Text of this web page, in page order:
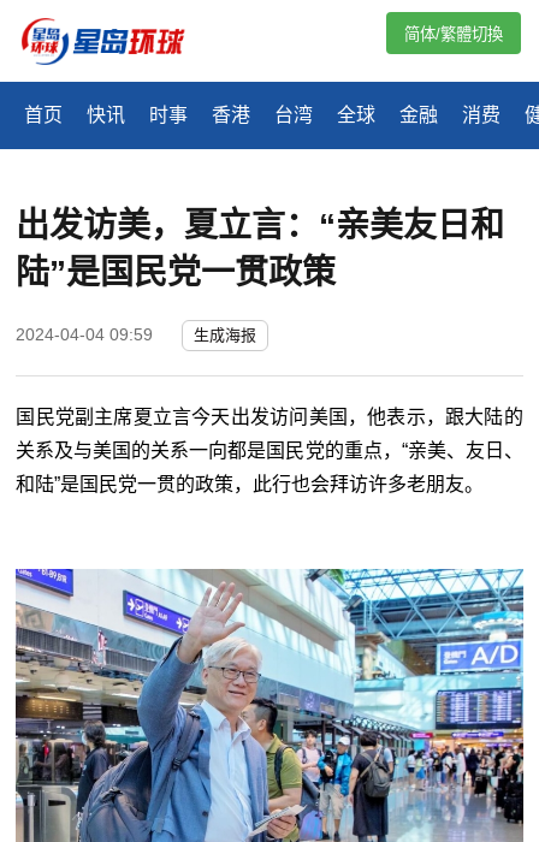
首页 快讯 时事 香港 台湾 全球 金融 消费
简体/繁體切換
出发访美，夏立言：“亲美友日和
陆”是国民党一贯政策
2024-04-04 09:59 生成海报
国民党副主席夏立言今天出发访问美国，他表示，跟大陆的
关系及与美国的关系一向都是国民党的重点，“亲美、友日、
和陆”是国民党一贯的政策，此行也会拜访许多老朋友。